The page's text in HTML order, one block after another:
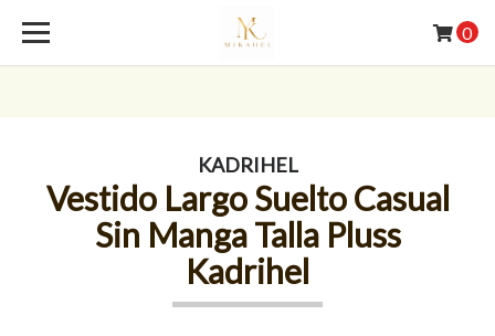
0
KADRIHEL
Vestido Largo Suelto Casual
Sin Manga Talla Pluss
Kadrihel